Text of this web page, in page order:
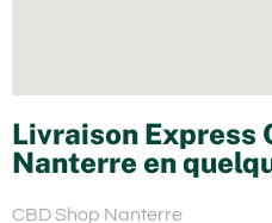
Livraison Express
Nanterre en
CBD Shop Nanterre